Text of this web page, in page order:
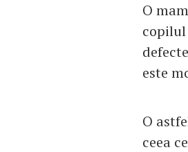
O
copilul
este
O
ceea